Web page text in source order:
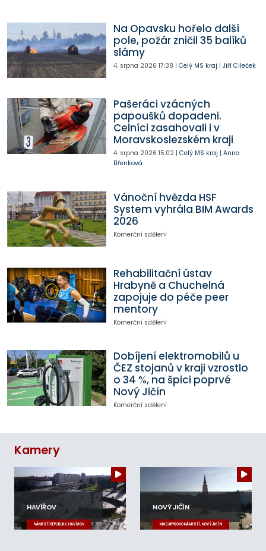
Na Opavsku hořelo další
pole, požár zničil 35 balíků
slámy
4. srpna 2026 17:38 | Celý MS kraj | Jiří Cileček
Pašeráci vzácných
papoušků dopadeni.
Celníci zasahovali i v
Moravskoslezském kraji
4. srpna 2026 15:02| Celý MS kraj | Anna
Břenková
Vánoční hvězda HSF
System vyhrála BIM Awards
2026
Komerční sdělení
Rehabilitační ústav
Hrabyně a Chuchelná
zapojuje do péče peer
mentory
Komerční sdělení
Dobíjení elektromobilů u
ČEZ stojanů v kraji vzrostlo
o 34 %, na špici poprvé
Nový Jičín
Komerční sdělení
Kamery
HAVÍŘOV
NÁMĚSTÍ REPUBLIKY, HAVÍŘOV
NOVÝ JIČÍN
MASARYKOVO NÁMĚSTÍ, NOVÝ JIČÍN